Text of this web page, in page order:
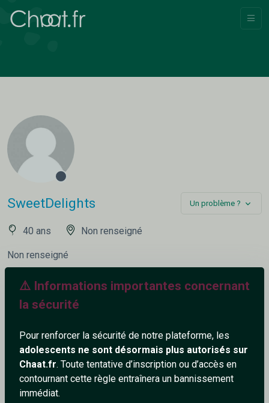
⚠️ Informations importantes concernant
la sécurité
Pour renforcer la sécurité de notre plateforme, les
adolescents ne sont désormais plus autorisés sur
Chaat.fr. Toute tentative d’inscription ou d’accès en
contournant cette règle entraînera un bannissement
immédiat.
SweetDelights Un problème ?
40 ans Non renseigné
Non renseigné
482+
Ajouter un commentaire (0) Tchatter
Le profil n'a pas encore de commentaire.